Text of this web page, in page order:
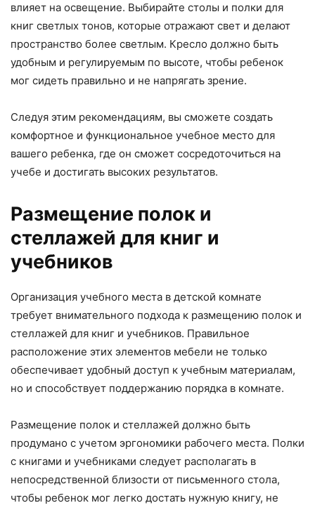
влияет на освещение. Выбирайте столы и полки для
книг светлых тонов, которые отражают свет и делают
пространство более светлым. Кресло должно быть
удобным и регулируемым по высоте, чтобы ребенок
мог сидеть правильно и не напрягать зрение.
Следуя этим рекомендациям, вы сможете создать
комфортное и функциональное учебное место для
вашего ребенка, где он сможет сосредоточиться на
учебе и достигать высоких результатов.
Размещение полок и
стеллажей для книг и
учебников
Организация учебного места в детской комнате
требует внимательного подхода к размещению полок и
стеллажей для книг и учебников. Правильное
расположение этих элементов мебели не только
обеспечивает удобный доступ к учебным материалам,
но и способствует поддержанию порядка в комнате.
Размещение полок и стеллажей должно быть
продумано с учетом эргономики рабочего места. Полки
с книгами и учебниками следует располагать в
непосредственной близости от письменного стола,
чтобы ребенок мог легко достать нужную книгу, не